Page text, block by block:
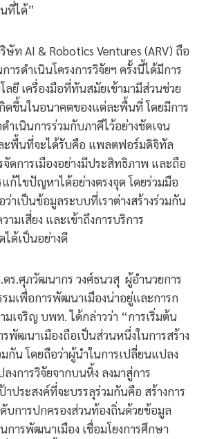
ที่ได้”
ษัท AI & Robotics Ventures (ARV) ถือ
ารดำเนินโครงการวิจัยฯ ครั้งนี้ได้มีการ
ลยี เครื่องมือที่ทันสมัยเข้ามามีส่วนช่วย
ดขึ้นในอนาคตของแต่ละพื้นที่ โดยมีการ
ำเนินการร่วมกับภาคีไว้อย่างชัดเจน
ะพื้นที่จะได้รับคือ แพลตฟอร์มดิจิทัล
จัดการเมืองอย่างมีประสิทธิภาพ และถือ
ก้ไขปัญหาได้อย่างตรงจุด โดยร่วมมือ
าเป็นข้อมูลระบบที่เราต่างสร้างร่วมกัน
ามเสี่ยง และเข้าถึงการบริการ
ด้เป็นอย่างดี
ร.ศุภวัฒนากร วงศ์ธนวสุ ผู้อำนวยการ
มเพื่อการพัฒนาเมืองน่าอยู่และการก
มเจริญ บพท. ได้กล่าวว่า “การเริ่มต้น
พัฒนาเมืองถือเป็นส่วนหนึ่งในการสร้าง
กัน โดยถือว่าผู้นำในการเปลี่ยนแปลง
งการวิจัยจากบนหิ้ง ลงมาสู่การ
าประสงค์ที่จะบรรลุร่วมกันคือ สร้างการ
บการปกครองส่วนท้องถิ่นด้วยข้อมูล
การพัฒนาเมือง เชื่อมโยงการศึกษา